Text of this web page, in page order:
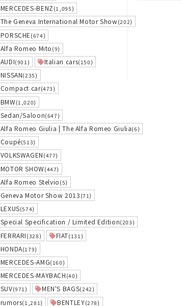
MERCEDES-BENZ (1,095)
The Geneva International Motor Show(202)
PORSCHE (674)
Alfa Romeo Mito (9)
AUDI(901) Italian cars(150)
NISSAN(235)
Compact car(473)
BMW(1,020)
Sedan/Saloon(647)
Alfa Romeo Giulia | The Alfa Romeo Giulia(6)
Coupé(513)
VOLKSWAGEN (477)
MOTOR SHOW(447)
Alfa Romeo Stelvio (5)
Geneva Motor Show 2013 (71)
LEXUS(574)
Special Specification / Limited Edition(203)
FERRARI (328) FIAT(131)
HONDA(179)
MERCEDES-AMG(160)
MERCEDES-MAYBACH (40)
SUV(971) MEN'S BAGS(242)
rumors(1,281) BENTLEY(278)